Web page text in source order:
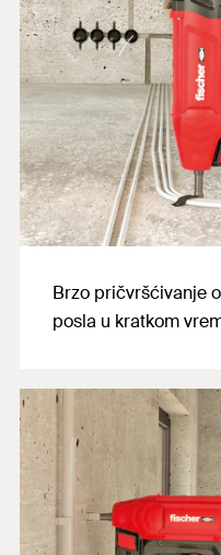
Brzo pričvršćivanje
posla u kratkom